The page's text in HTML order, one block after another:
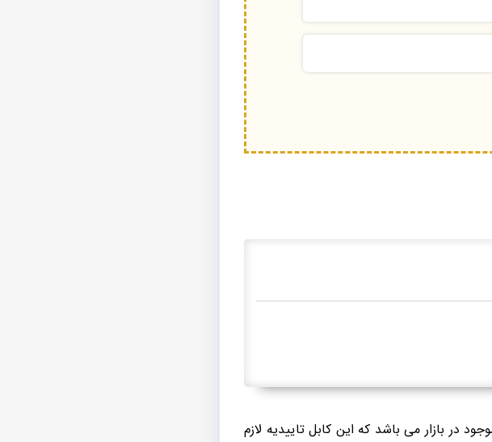
در بازار می باشد که این کابل تاییدیه لازم